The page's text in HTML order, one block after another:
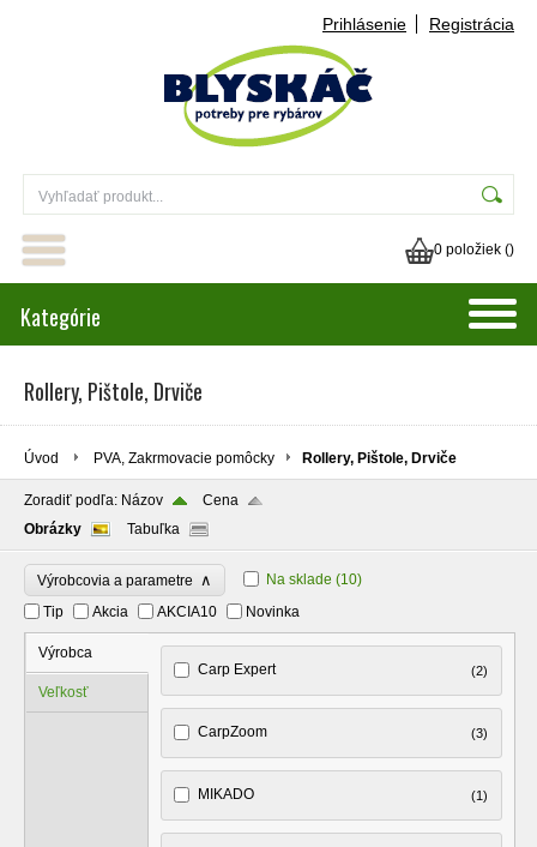
Prihlásenie Registrácia
0 položiek ()
Kategórie
Rollery, Pištole, Drviče
Úvod PVA, Zakrmovacie pomôcky Rollery, Pištole, Drviče
Zoradiť podľa: Názov
Cena
Obrázky
Tabuľka
Výrobcovia a parametre ∧ Na sklade (10)
Tip
Akcia AKCIA10 Novinka
Výrobca
Veľkosť
Carp Expert (2)
CarpZoom (3)
MIKADO (1)